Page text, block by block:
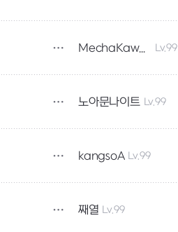
MechaKawaii Lv.99
노아문나이트 Lv.99
kangsoA Lv.99
째열 Lv.99